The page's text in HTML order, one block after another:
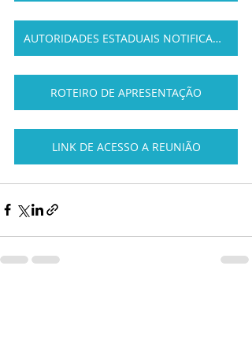
AUTORIDADES ESTADUAIS NOTIFICADAS
ROTEIRO DE APRESENTAÇÃO
LINK DE ACESSO A REUNIÃO